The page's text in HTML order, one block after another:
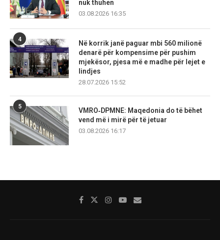
nuk thuhen
03.08.2026 16:35
4
Në korrik janë paguar mbi 560 milionë
denarë për kompensime për pushim
mjekësor, pjesa më e madhe për lejet e
lindjes
28.07.2026 15:52
5
VMRO‑DPMNE: Maqedonia do të bëhet
vend më i mirë për të jetuar
03.08.2026 16:17